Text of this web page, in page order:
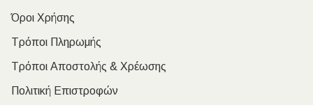
Όροι Χρήσης
Τρόποι Πληρωμής
Τρόποι Αποστολής & Χρέωσης
Πολιτική Επιστροφών